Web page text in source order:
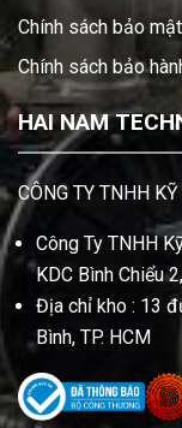
Chính sách bảo
Chính sách bảo
HAI NAM
CÔNG TY TNHH
Công Ty TNHH
KDC Bình Chiểu
Địa chỉ kho : 13
Bình, TP. HCM